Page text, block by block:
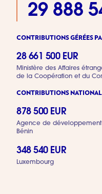
29 888
CONTRIBUTIONS GÉRÉES
28 661 500 EUR
Ministère des Affaires
de la Coopération et du
CONTRIBUTIONS
878 500 EUR
Agence de
Bénin
348 540 EUR
Luxembourg